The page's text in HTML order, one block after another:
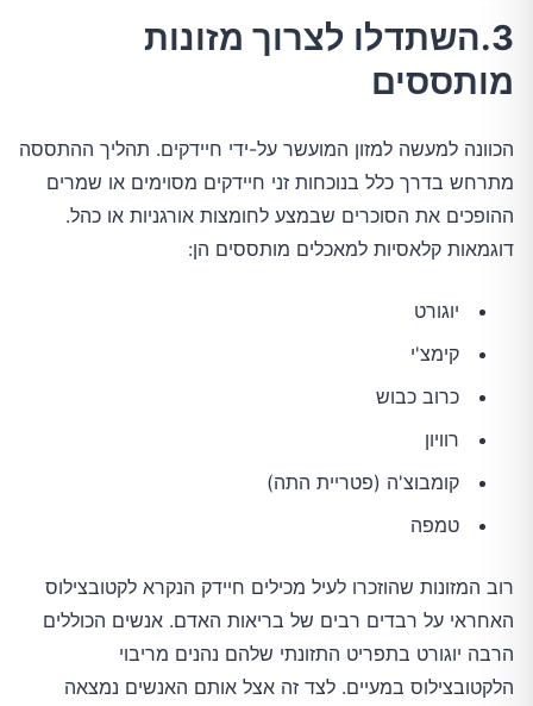
3.השתדלו לצרוך מזונות
מותססים
הכוונה למעשה למזון המועשר על-ידי חיידקים. תהליך ההתססה
מתרחש בדרך כלל בנוכחות זני חיידקים מסוימים או שמרים
ההופכים את הסוכרים שבמצע לחומצות אורגניות או כהל.
דוגמאות קלאסיות למאכלים מותססים הן:
יוגורט
קימצ'י
כרוב כבוש
רוויון
קומבוצ'ה (פטריית התה)
טמפה
רוב המזונות שהוזכרו לעיל מכילים חיידק הנקרא לקטובצילוס
האחראי על רבדים רבים של בריאות האדם. אנשים הכוללים
הרבה יוגורט בתפריט התזונתי שלהם נהנים מריבוי
הלקטובצילוס במעיים. לצד זה אצל אותם האנשים נמצאה